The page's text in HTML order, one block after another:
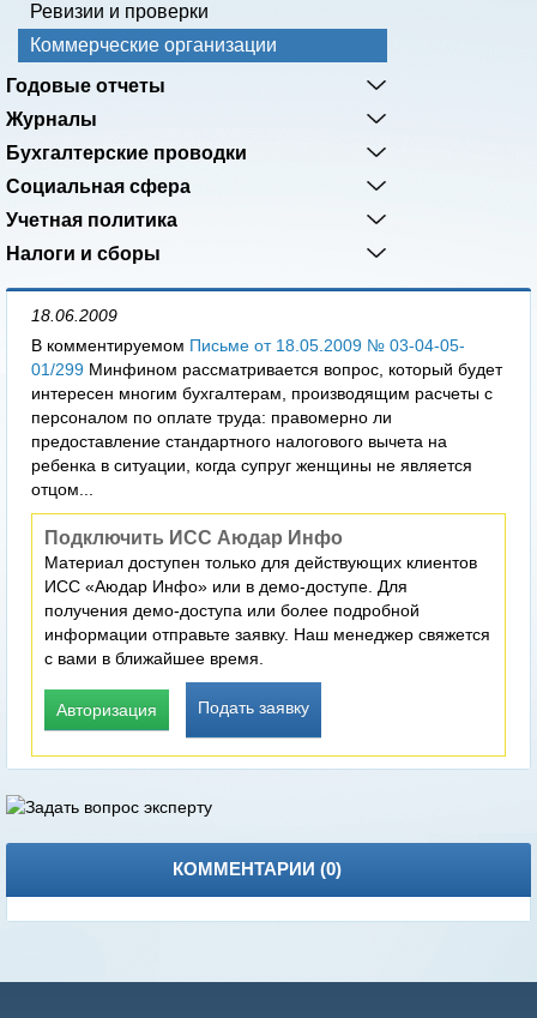
Ревизии и проверки
Коммерческие организации
Годовые отчеты
Журналы
Бухгалтерские проводки
Социальная сфера
Учетная политика
Налоги и сборы
18.06.2009
В комментируемом Письме от 18.05.2009 № 03-04-05-
01/299 Минфином рассматривается вопрос, который будет
интересен многим бухгалтерам, производящим расчеты с
персоналом по оплате труда: правомерно ли
предоставление стандартного налогового вычета на
ребенка в ситуации, когда супруг женщины не является
отцом...
Подключить ИСС Аюдар Инфо
Материал доступен только для действующих клиентов
ИСС «Аюдар Инфо» или в демо-доступе. Для
получения демо-доступа или более подробной
информации отправьте заявку. Наш менеджер свяжется
с вами в ближайшее время.
Авторизация Подать заявку
КОММЕНТАРИИ (0)